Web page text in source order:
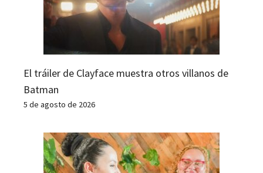
El tráiler de Clayface muestra otros villanos de
Batman
5 de agosto de 2026